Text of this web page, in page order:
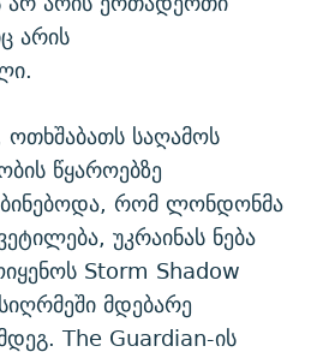
არის
საღამოს
წყაროებზე
რომ ლონდონმა
უკრაინას ნება
Storm Shadow
მდებარე
The Guardian-ის